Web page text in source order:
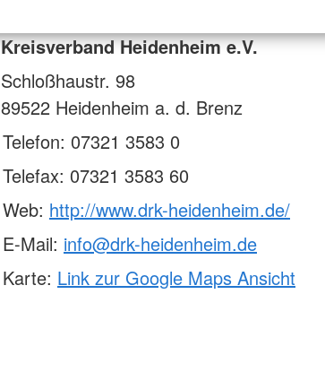
Kreisverband Heidenheim e.V.
Schloßhaustr. 98
89522 Heidenheim a. d. Brenz
Telefon: 07321 3583 0
Telefax: 07321 3583 60
Web: http://www.drk-heidenheim.de/
E-Mail: info@drk-heidenheim.de
Karte: Link zur Google Maps Ansicht